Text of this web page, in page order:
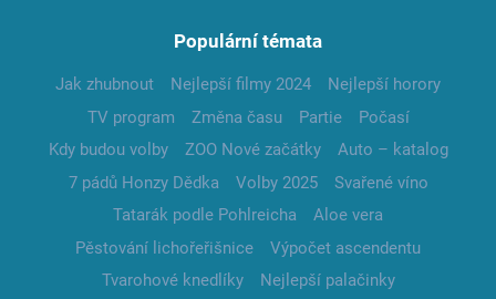
Populární témata
Jak zhubnout Nejlepší filmy 2024
Nejlepší horory
TV program
Změna času Partie
Počasí
Kdy budou volby
ZOO Nové začátky
Auto – katalog
7 pádů Honzy Dědka
Volby 2025
Svařené víno
Tatarák podle Pohlreicha
Aloe vera
Pěstování lichořeřišnice
Výpočet ascendentu
Tvarohové knedlíky
Nejlepší palačinky